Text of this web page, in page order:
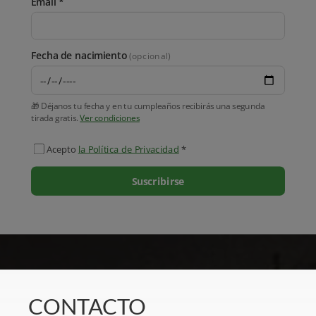
Fecha de nacimiento(opcional)
🎁 Déjanos tu fecha y en tu cumpleaños recibirás una segunda
tirada gratis.Ver condiciones
Acepto la Política de Privacidad *
Suscribirse
CONTACTO